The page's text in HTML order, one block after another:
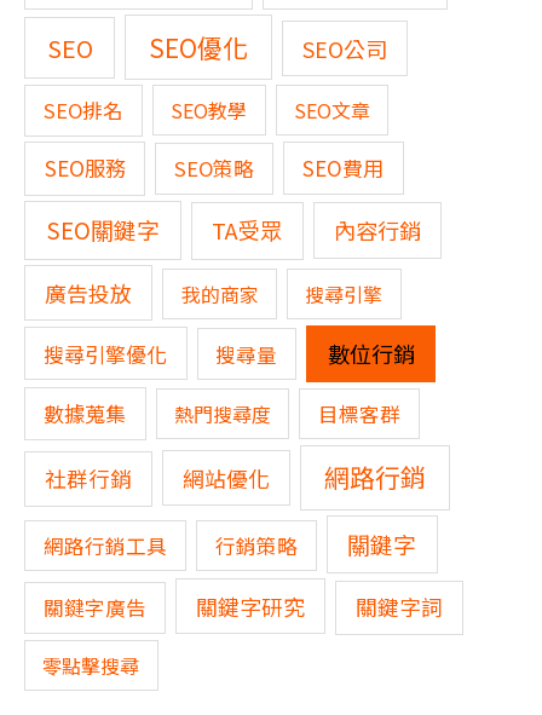
SEO SEO優化 SEO公司
SEO排名 SEO教學 SEO文章
SEO服務 SEO策略 SEO費用
SEO關鍵字 TA受眾
內容行銷
廣告投放
我的商家 搜尋引擎
搜尋引擎優化 搜尋量 數位行銷
數據蒐集 熱門搜尋度 目標客群
社群行銷 網站優化 網路行銷
網路行銷工具 行銷策略 關鍵字
關鍵字廣告 關鍵字研究 關鍵字詞
零點擊搜尋